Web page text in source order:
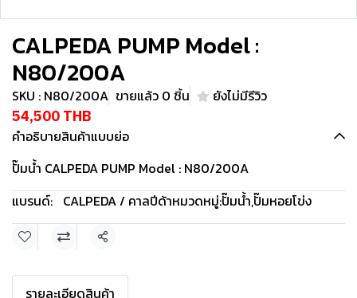
CALPEDA PUMP Model :
N80/200A
SKU : N80/200A ขายแล้ว 0 ชิ้น ยังไม่มีรีวิว
54,500 THB
คำอธิบายสินค้าแบบย่อ
ปั๊มน้ำ CALPEDA PUMP Model : N80/200A
แบรนด์: CALPEDA / คาลปีด้าหมวดหมู่:ปั๊มน้ำ,ปั๊มหอยโข่ง
แชร์
รายละเอียดสินค้า